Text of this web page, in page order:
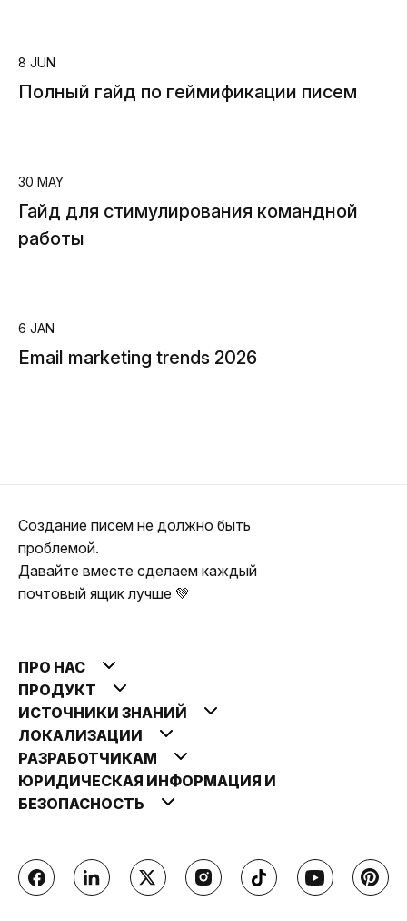
8 JUN
Полный гайд по геймификации писем
30 MAY
Гайд для стимулирования командной
работы
6 JAN
Email marketing trends 2026
Создание писем не должно быть
проблемой.
Давайте вместе сделаем каждый
почтовый ящик лучше 💚
ПРО НАС
ПРОДУКТ
ИСТОЧНИКИ ЗНАНИЙ
ЛОКАЛИЗАЦИИ
РАЗРАБОТЧИКАМ
ЮРИДИЧЕСКАЯ ИНФОРМАЦИЯ И
БЕЗОПАСНОСТЬ